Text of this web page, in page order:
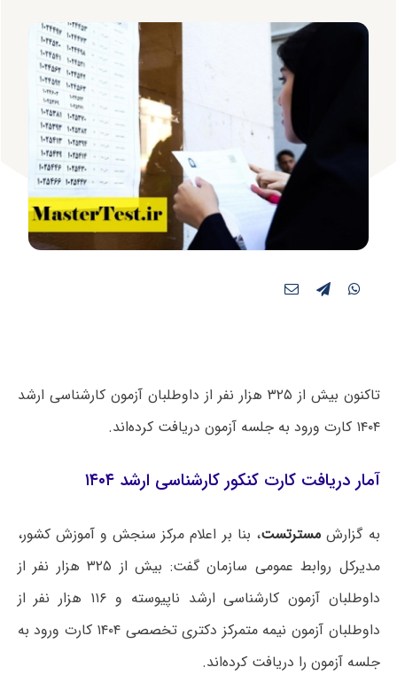
تاکنون بیش از ۳۲۵ هزار نفر از داوطلبان آزمون کارشناسی ارشد
۱۴۰۴ کارت ورود به جلسه آزمون دریافت کرده‌اند.
آمار دریافت کارت کنکور کارشناسی ارشد ۱۴۰۴
به گزارش مسترتست، بنا بر اعلام مرکز سنجش و آموزش کشور،
مدیرکل روابط عمومی سازمان گفت: بیش از ۳۲۵ هزار نفر از
داوطلبان آزمون کارشناسی ارشد ناپیوسته و ۱۱۶ هزار نفر از
داوطلبان آزمون نیمه متمرکز دکتری تخصصی ۱۴۰۴ کارت ورود به
جلسه آزمون را دریافت کرده‌اند.